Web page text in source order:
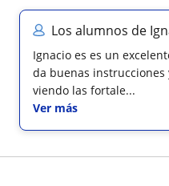
Los alumnos de
Ignacio es es un
da buenas instrucciones
viendo las fortale...
Ver más